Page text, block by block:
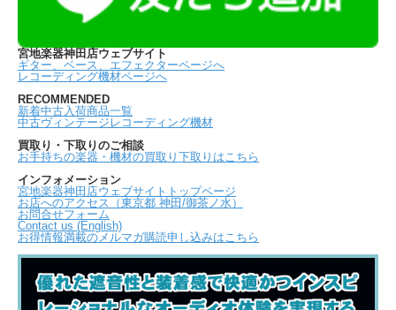
宮地楽器神田店ウェブサイト
ギター、ベース、エフェクターページへ
レコーディング機材ページへ
RECOMMENDED
新着中古入荷商品一覧
中古ヴィンテージレコーディング機材
買取り・下取りのご相談
お手持ちの楽器・機材の買取り下取りはこちら
インフォメーション
宮地楽器神田店ウェブサイトトップページ
お店へのアクセス（東京都 神田/御茶ノ水）
お問合せフォーム
Contact us (English)
お得情報満載のメルマガ購読申し込みはこちら